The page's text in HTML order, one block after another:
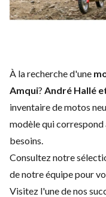
À la recherche d'une
Amqui? André Hallé
inventaire de motos
modèle qui
besoins.
Consultez notre
de notre équipe pour
Visitez l'une de nos